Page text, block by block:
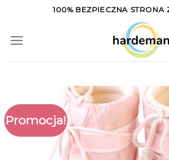
content
100% BEZPIECZNA STRONA
Promocja!